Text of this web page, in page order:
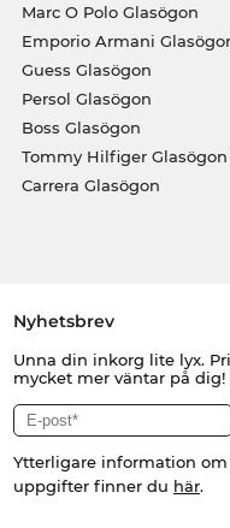
Marc O Polo Glasögon
Emporio Armani
Guess Glasögon
Persol Glasögon
Boss Glasögon
Tommy Hilfiger Glasögon
Carrera Glasögon
Nyhetsbrev
Unna din inkorg lite lyx.
mycket mer väntar på dig!
Ytterligare information
uppgifter finner du här.